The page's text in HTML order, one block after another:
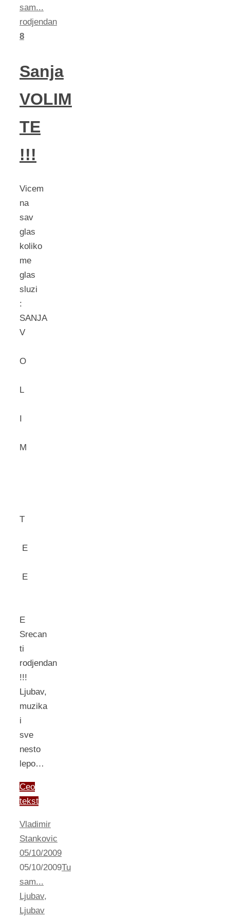
sam...
rodjendan
8
Sanja
VOLIM
TE
!!!
Vicem
na
sav
glas
koliko
me
glas
sluzi
:
SANJA
V
O
L
M
T
E
E
E
Srecan
ti
rodjendan
!!!
Ljubav,
muzika
i
sve
nesto
lepo…
Ceo
tekst
Vladimir
Stankovic
05/10/2009
05/10/2009Tu
sam...
Ljubav,
Ljubav